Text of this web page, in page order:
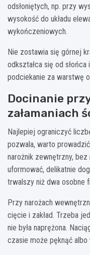
odsłoniętych, np. przy
wysokość do układu
wykończeniowych.
Nie zostawia się górnej
odkształca się od
podciekanie za warstwę
Docinanie
załamaniach
Najlepiej ograniczyć
pozwala, warto
narożnik zewnętrzny, bez
uformować, delikatnie
trwalszy niż dwa osobne
Przy narożach
cięcie i zakład. Trzeba
nie była naprężona.
czasie może pęknąć